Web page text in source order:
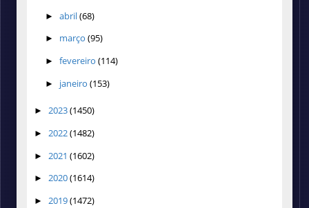
► abril(68)
► março (95)
► fevereiro (114)
► janeiro (153)
► 2023(1450)
► 2022(1482)
► 2021 (1602)
► 2020(1614)
► 2019(1472)